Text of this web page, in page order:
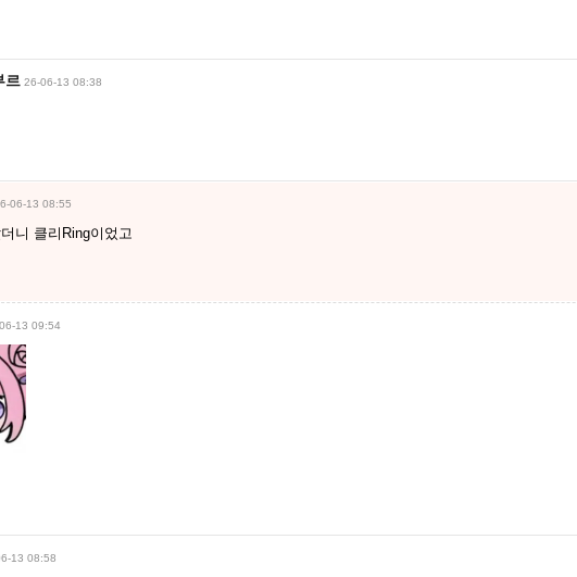
르 26-06-13 08:38
06-13 08:55
니 클리Ring이었고
13 09:54
13 08:58